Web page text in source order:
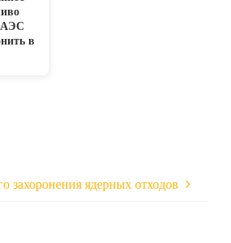
АЭС
в
захоронения ядерных отходов